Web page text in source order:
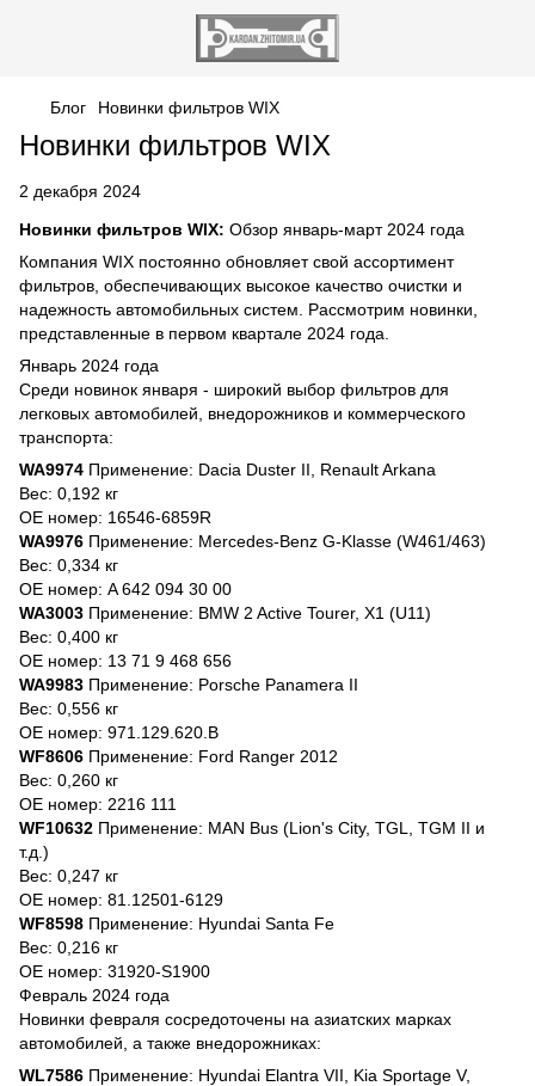
Блог Новинки фильтров WIX
Новинки фильтров WIX
2 декабря 2024
Новинки фильтров WIX: Обзор январь-март 2024 года
Компания WIX постоянно обновляет свой ассортимент
фильтров, обеспечивающих высокое качество очистки и
надежность автомобильных систем. Рассмотрим новинки,
представленные в первом квартале 2024 года.
Январь 2024 года
Среди новинок января - широкий выбор фильтров для
легковых автомобилей, внедорожников и коммерческого
транспорта:
WA9974 Применение: Dacia Duster II, Renault Arkana
Вес: 0,192 кг
OE номер: 16546-6859R
WA9976 Применение: Mercedes-Benz G-Klasse (W461/463)
Вес: 0,334 кг
OE номер: A 642 094 30 00
WA3003 Применение: BMW 2 Active Tourer, X1 (U11)
Вес: 0,400 кг
OE номер: 13 71 9 468 656
WA9983 Применение: Porsche Panamera II
Вес: 0,556 кг
OE номер: 971.129.620.B
WF8606 Применение: Ford Ranger 2012
Вес: 0,260 кг
OE номер: 2216 111
WF10632 Применение: MAN Bus (Lion's City, TGL, TGM II и
т.д.)
Вес: 0,247 кг
OE номер: 81.12501-6129
WF8598 Применение: Hyundai Santa Fe
Вес: 0,216 кг
OE номер: 31920-S1900
Февраль 2024 года
Новинки февраля сосредоточены на азиатских марках
автомобилей, а также внедорожниках:
WL7586 Применение: Hyundai Elantra VII, Kia Sportage V,